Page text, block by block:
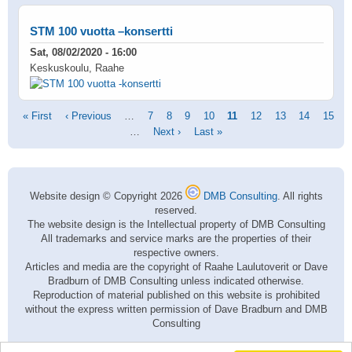
STM 100 vuotta –konsertti
Sat, 08/02/2020 - 16:00
Keskuskoulu, Raahe
Pagination
First
« First
Previous
‹ Previous … Page
7 Page
8 Page
9 Page
10
Current
11 Page
12 Page
13 Page
14 Page
15
…
Next
page
Next ›
Last
page
Last »
Website design © Copyright 2026 DMB Consulting. All rights
reserved.
The website design is the Intellectual property of DMB Consulting
All trademarks and service marks are the properties of their
respective owners.
Articles and media are the copyright of Raahe Laulutoverit or Dave
Bradburn of DMB Consulting unless indicated otherwise.
Reproduction of material published on this website is prohibited
without the express written permission of Dave Bradburn and DMB
Consulting